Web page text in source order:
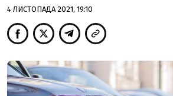
4 ЛИСТОПАДА 2021, 19:10